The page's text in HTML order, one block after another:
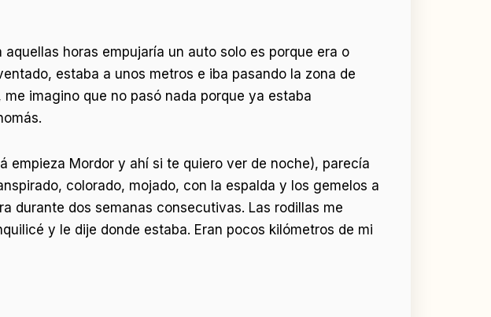
horas empujaría un auto solo es porque era o
estaba a unos metros e iba pasando la zona de
imagino que no pasó nada porque ya estaba
empieza Mordor y ahí si te quiero ver de noche), parecía
colorado, mojado, con la espalda y los gemelos a
durante dos semanas consecutivas. Las rodillas me
y le dije donde estaba. Eran pocos kilómetros de mi